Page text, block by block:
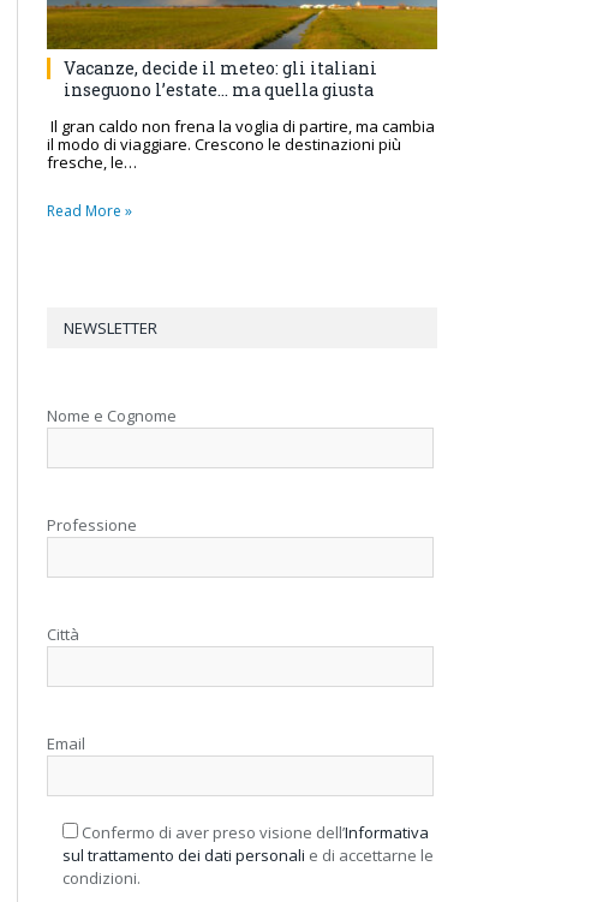
Vacanze, decide il meteo: gli italiani
inseguono l’estate… ma quella giusta
Il gran caldo non frena la voglia di partire, ma cambia
il modo di viaggiare. Crescono le destinazioni più
fresche, le…
Read More »
NEWSLETTER
Nome e Cognome
Professione
Città
Email
Confermo di aver preso visione dell’Informativa
sul trattamento dei dati personali e di accettarne le
condizioni.